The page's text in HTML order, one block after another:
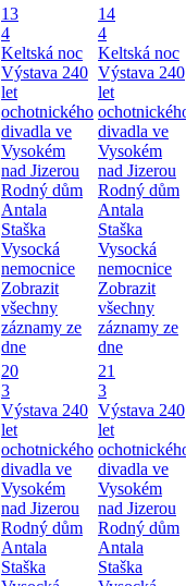
13
4
Keltská noc
Výstava 240
let
ochotnického
divadla ve
Vysokém
nad Jizerou
Rodný dům
Antala
Staška
Vysocká
nemocnice
Zobrazit
všechny
záznamy ze
dne
14
4
Keltská noc
Výstava 240
let
divadla ve
Vysokém
nad Jizerou
Rodný dům
Antala
Staška
Vysocká
nemocnice
Zobrazit
všechny
záznamy ze
dne
20
3
Výstava 240
let
ochotnického
divadla ve
Vysokém
nad Jizerou
Rodný dům
Antala
Staška
21
3
Výstava 240
let
divadla ve
Vysokém
nad Jizerou
Rodný dům
Antala
Staška